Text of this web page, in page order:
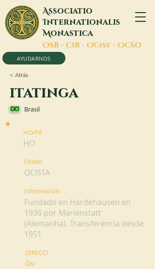
Associatio
Internationalis
Monastica
OSB - CIB - OCist - OCSO
AYUDARNOS
< Atrás
itatinga
Brasil
HO/FE
HO
Orden
OCISTA
Información
Fundado en Hardehausen en
1936 por Marienstatt
(Alemanha). Transferencia desde
1951
DIRECCI
ÓN